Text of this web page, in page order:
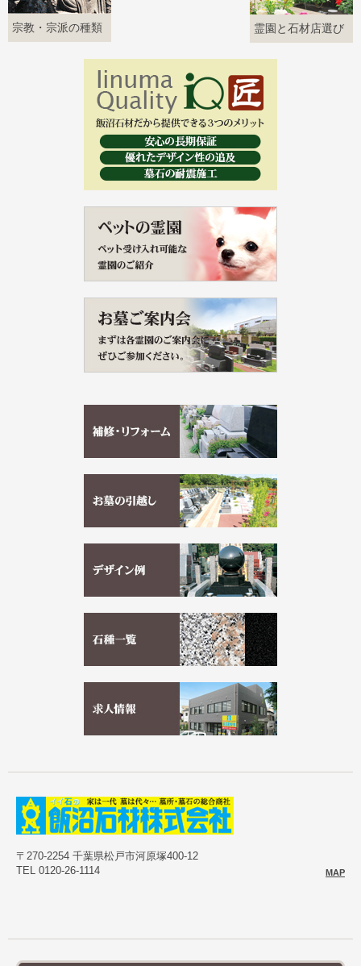
宗教・宗派の種類 霊園と石材店選び
〒270-2254 千葉県松戸市河原塚400-12
TEL 0120-26-1114
MAP